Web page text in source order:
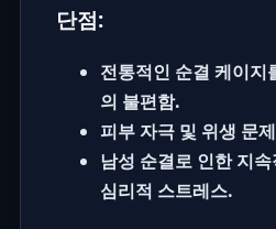
단점:
전통적인 순결 케이지
의 불편함.
피부 자극 및 위생 문
남성 순결로 인한 지
심리적 스트레스.